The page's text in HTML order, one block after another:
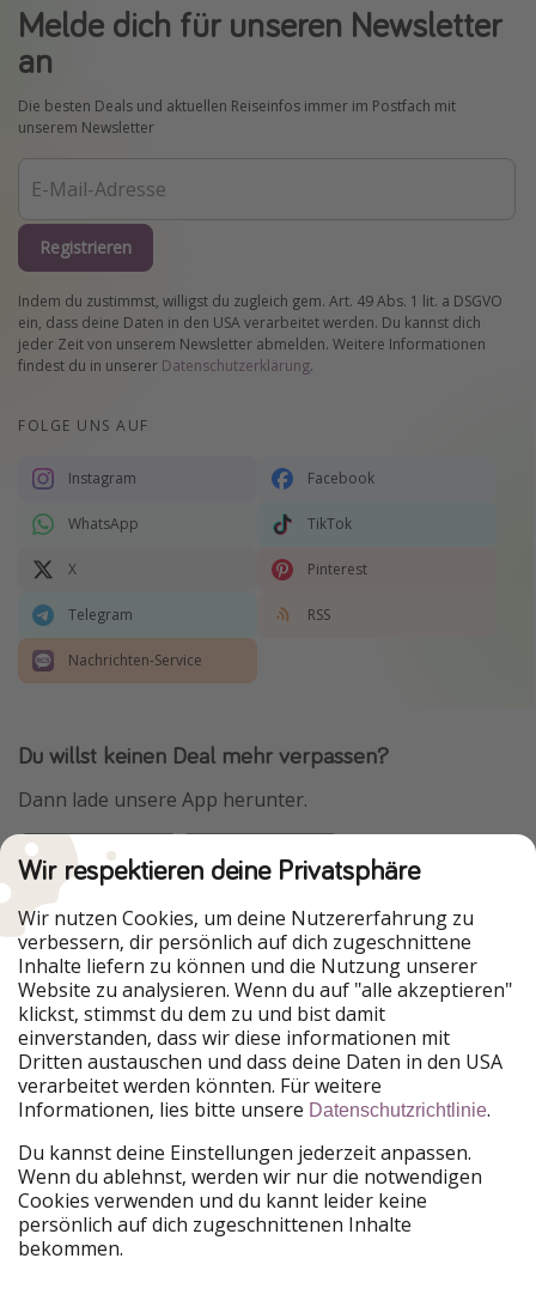
Melde dich für unseren Newsletter
an
Die besten Deals und aktuellen Reiseinfos immer im Postfach mit
unserem Newsletter
Registrieren
Indem du zustimmst, willigst du zugleich gem. Art. 49 Abs. 1 lit. a DSGVO
ein, dass deine Daten in den USA verarbeitet werden. Du kannst dich
jeder Zeit von unserem Newsletter abmelden. Weitere Informationen
findest du in unserer Datenschutzerklärung.
FOLGE UNS AUF
Instagram Facebook
WhatsApp TikTok
X Pinterest
Telegram RSS
Nachrichten-Service
Du willst keinen Deal mehr verpassen?
Dann lade unsere App herunter.
Urlaubspiraten ist Teil der HolidayPirates Group
Unsere Märkte
PiratinViaggio
HolidayPirates
VakantiePiraten
WakacyjniPiraci
VoyagesPirates
Ferienpiraten
Urlaubspiraten
ViajerosPiratas
TravelPirates
HolidayPirates Group
Lerne uns kennen
Über uns
Rechtliches
Wir respektieren deine Privatsphäre
Wir nutzen Cookies, um deine Nutzererfahrung zu
verbessern, dir persönlich auf dich zugeschnittene
Inhalte liefern zu können und die Nutzung unserer
Website zu analysieren. Wenn du auf "alle akzeptieren"
klickst, stimmst du dem zu und bist damit
einverstanden, dass wir diese informationen mit
Dritten austauschen und dass deine Daten in den USA
verarbeitet werden könnten. Für weitere
Informationen, lies bitte unsere Datenschutzrichtlinie.
Du kannst deine Einstellungen jederzeit anpassen.
Wenn du ablehnst, werden wir nur die notwendigen
Cookies verwenden und du kannt leider keine
persönlich auf dich zugeschnittenen Inhalte
bekommen.